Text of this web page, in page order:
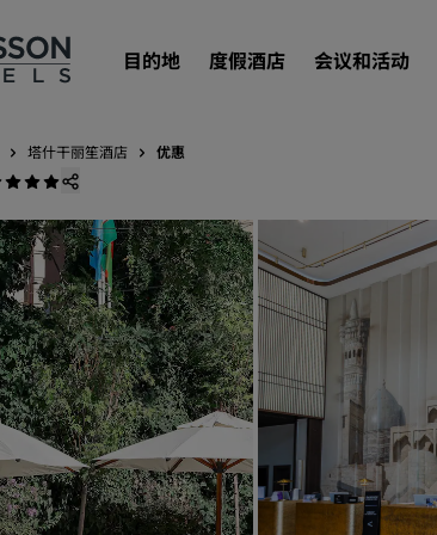
目的地 度假酒店 会议和活动
塔什干丽笙酒店 优惠